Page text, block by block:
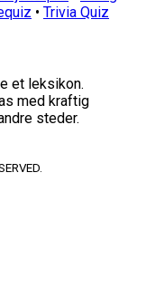
• Trivia Quiz
et leksikon.
med kraftig
steder.